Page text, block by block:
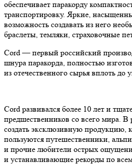
обеспечивает паракорду
транспортировку. Яркие,
возможность создавать из него
браслеты, темляки, страховочные
Cord — первый российский
шнура паракорда, полностью
из отечественного сырья вплоть до
Cord развивался более 10 лет и
предшественников со всего мира. В
создать эксклюзивную продукцию,
пользуются путешественники,
и прочие любители острых
и устанавливающие рекорды по